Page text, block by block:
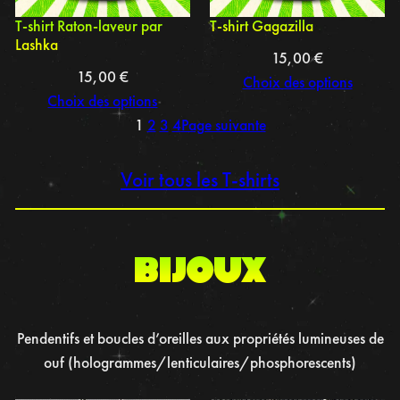
T-shirt Raton-laveur par
Lashka
15,00 €
Choix des options
T-shirt Gagazilla
15,00€
Choix des options
1 2 3 4Page suivante
Voir tous les T-shirts
BIJOUX
Pendentifs et boucles d’oreilles aux propriétés lumineuses de
ouf (hologrammes/lenticulaires/phosphorescents)